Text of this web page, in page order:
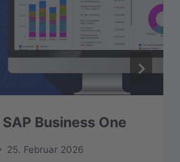
Business One
25. Februar 2026